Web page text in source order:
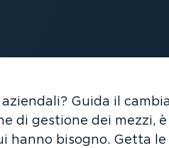
Guida il
di gestione dei mezzi,
bisogno. Getta